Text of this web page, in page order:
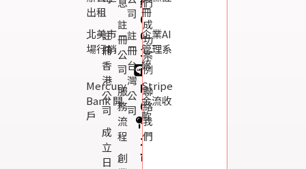
出租
冊
北美市
場行銷
企業AI
管理系
統
Mercury
Bank 開
戶
Stripe
金流收
款
司
註
冊
香
港
公
司
註
冊
台
灣
公
司
成
立
日
註
冊
公
司
成
功
案
例
服
務
流
程
聯
絡
我
們
創
0800-
003-
191
Line
ID：
@119m
台
北
市